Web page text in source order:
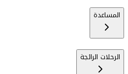
المساعدة
الرحلات الرائجة